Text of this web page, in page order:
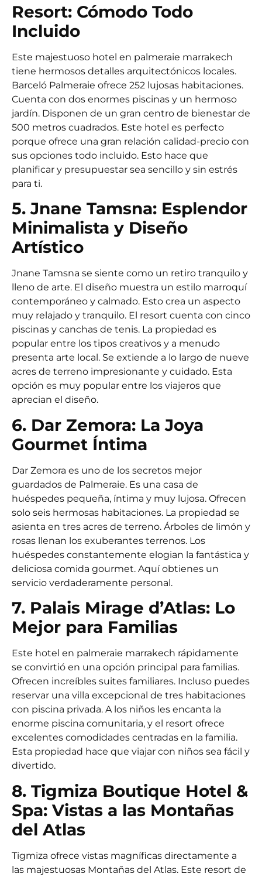
Resort: Cómodo Todo
Incluido
Este majestuoso hotel en palmeraie marrakech
tiene hermosos detalles arquitectónicos locales.
Barceló Palmeraie ofrece 252 lujosas habitaciones.
Cuenta con dos enormes piscinas y un hermoso
jardín. Disponen de un gran centro de bienestar de
500 metros cuadrados. Este hotel es perfecto
porque ofrece una gran relación calidad-precio con
sus opciones todo incluido. Esto hace que
planificar y presupuestar sea sencillo y sin estrés
para ti.
5. Jnane Tamsna: Esplendor
Minimalista y Diseño
Artístico
Jnane Tamsna se siente como un retiro tranquilo y
lleno de arte. El diseño muestra un estilo marroquí
contemporáneo y calmado. Esto crea un aspecto
muy relajado y tranquilo. El resort cuenta con cinco
piscinas y canchas de tenis. La propiedad es
popular entre los tipos creativos y a menudo
presenta arte local. Se extiende a lo largo de nueve
acres de terreno impresionante y cuidado. Esta
opción es muy popular entre los viajeros que
aprecian el diseño.
6. Dar Zemora: La Joya
Gourmet Íntima
Dar Zemora es uno de los secretos mejor
guardados de Palmeraie. Es una casa de
huéspedes pequeña, íntima y muy lujosa. Ofrecen
solo seis hermosas habitaciones. La propiedad se
asienta en tres acres de terreno. Árboles de limón y
rosas llenan los exuberantes terrenos. Los
huéspedes constantemente elogian la fantástica y
deliciosa comida gourmet. Aquí obtienes un
servicio verdaderamente personal.
7. Palais Mirage d’Atlas: Lo
Mejor para Familias
Este hotel en palmeraie marrakech rápidamente
se convirtió en una opción principal para familias.
Ofrecen increíbles suites familiares. Incluso puedes
reservar una villa excepcional de tres habitaciones
con piscina privada. A los niños les encanta la
enorme piscina comunitaria, y el resort ofrece
excelentes comodidades centradas en la familia.
Esta propiedad hace que viajar con niños sea fácil y
divertido.
8. Tigmiza Boutique Hotel &
Spa: Vistas a las Montañas
del Atlas
Tigmiza ofrece vistas magníficas directamente a
las majestuosas Montañas del Atlas. Este resort de